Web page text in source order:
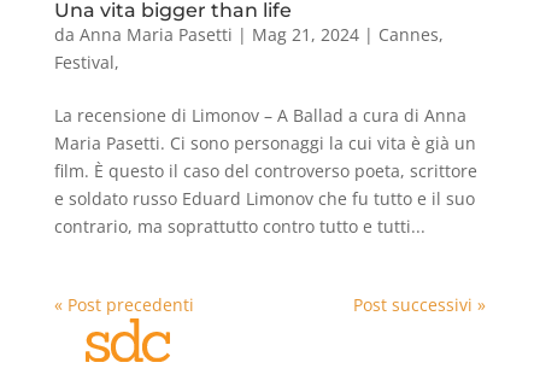
Una vita bigger than life
da Anna Maria Pasetti | Mag 21, 2024| Cannes,
Festival,
La recensione di Limonov – A Ballad a cura di Anna
Maria Pasetti. Ci sono personaggi la cui vita è già un
film. È questo il caso del controverso poeta, scrittore
e soldato russo Eduard Limonov che fu tutto e il suo
contrario, ma soprattutto contro tutto e tutti...
« Post precedenti Post successivi »